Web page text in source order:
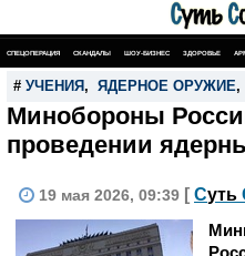
СПЕЦОПЕРАЦИЯ СКАНДАЛЫ ШОУ-БИЗНЕС ЗДОРОВЬЕ
# УЧЕНИЯ , ЯДЕРНОЕ ОРУЖИЕ,
Минобороны
проведении
19 мая 2026, 09:39 [ Суть